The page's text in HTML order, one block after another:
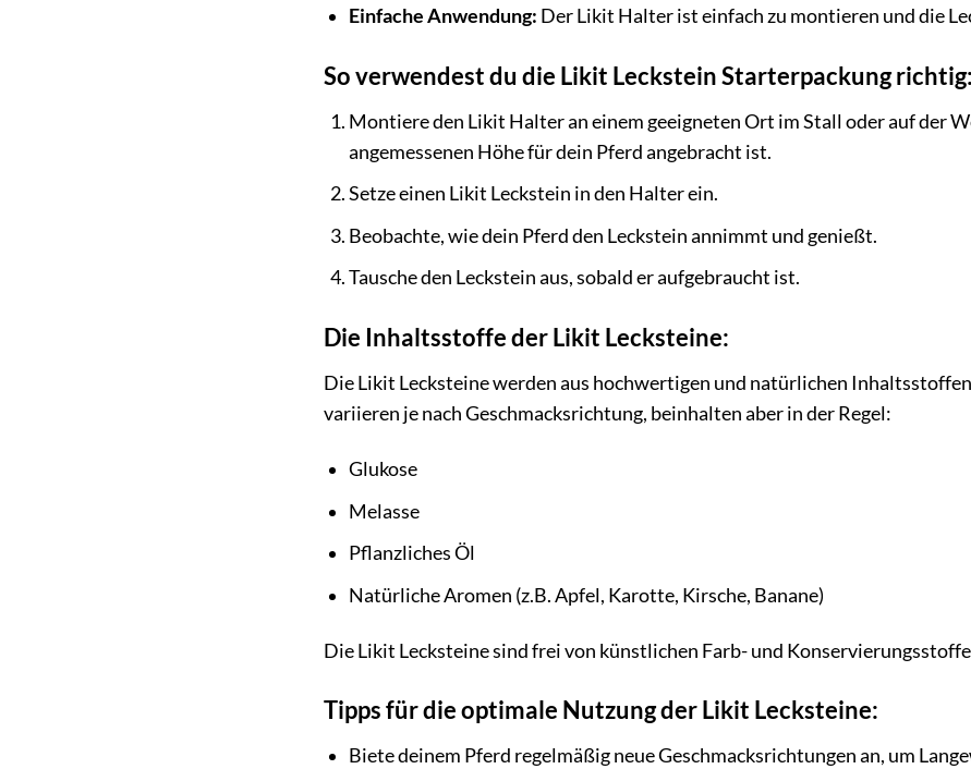
Einfache Anwendung: Der Likit Halter ist einfach zu montieren und die
So verwendest du die Likit Leckstein Starterpackung richtig:
Montiere den Likit Halter an einem geeigneten Ort im Stall oder auf der
angemessenen Höhe für dein Pferd angebracht ist.
Setze einen Likit Leckstein in den Halter ein.
Beobachte, wie dein Pferd den Leckstein annimmt und genießt.
Tausche den Leckstein aus, sobald er aufgebraucht ist.
Die Inhaltsstoffe der Likit Lecksteine:
Die Likit Lecksteine werden aus hochwertigen und natürlichen
variieren je nach Geschmacksrichtung, beinhalten aber in der Regel:
Glukose
Melasse
Pflanzliches Öl
Natürliche Aromen (z.B. Apfel, Karotte, Kirsche, Banane)
Die Likit Lecksteine sind frei von künstlichen Farb- und
Tipps für die optimale Nutzung der Likit Lecksteine:
Biete deinem Pferd regelmäßig neue Geschmacksrichtungen an, um